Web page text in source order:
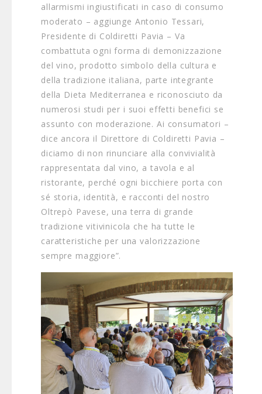
allarmismi ingiustificati in caso di consumo
moderato – aggiunge Antonio Tessari,
Presidente di Coldiretti Pavia – Va
combattuta ogni forma di demonizzazione
del vino, prodotto simbolo della cultura e
della tradizione italiana, parte integrante
della Dieta Mediterranea e riconosciuto da
numerosi studi per i suoi effetti benefici se
assunto con moderazione. Ai consumatori –
dice ancora il Direttore di Coldiretti Pavia –
diciamo di non rinunciare alla convivialità
rappresentata dal vino, a tavola e al
ristorante, perché ogni bicchiere porta con
sé storia, identità, e racconti del nostro
Oltrepò Pavese, una terra di grande
tradizione vitivinicola che ha tutte le
caratteristiche per una valorizzazione
sempre maggiore”.